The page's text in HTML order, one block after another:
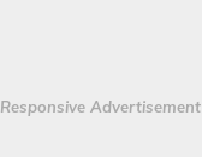
Responsive Advertisement